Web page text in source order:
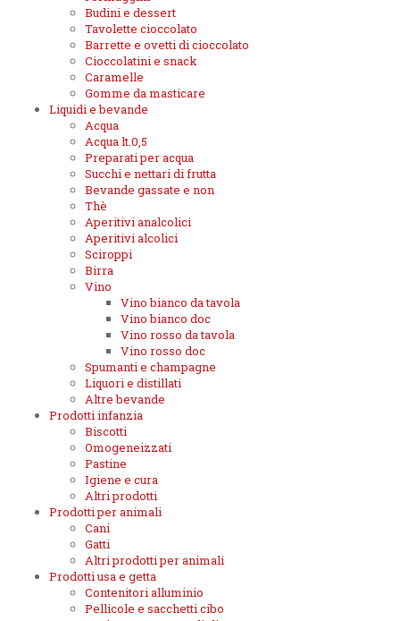
Budini e dessert
Tavolette cioccolato
Barrette e ovetti di cioccolato
Cioccolatini e snack
Caramelle
Gomme da masticare
Liquidi e bevande
Acqua
Acqua lt.0,5
Preparati per acqua
Succhi e nettari di frutta
Bevande gassate e non
Thè
Aperitivi analcolici
Aperitivi alcolici
Sciroppi
Birra
Vino
Vino bianco da tavola
Vino bianco doc
Vino rosso da tavola
Vino rosso doc
Spumanti e champagne
Liquori e distillati
Altre bevande
Prodotti infanzia
Biscotti
Omogeneizzati
Pastine
Igiene e cura
Altri prodotti
Prodotti per animali
Cani
Gatti
Altri prodotti per animali
Prodotti usa e getta
Contenitori alluminio
Pellicole e sacchetti cibo